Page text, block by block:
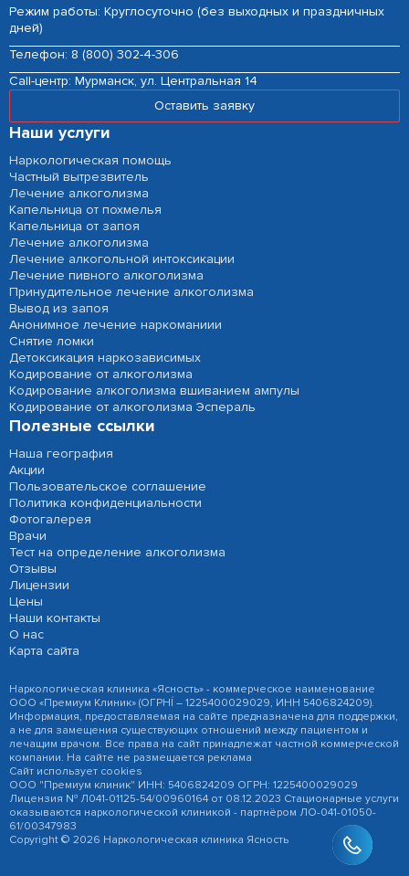
Режим работы: Круглосуточно (без выходных и праздничных
дней)
Телефон: 8 (800) 302-4-306
Сall-центр: Мурманск, ул. Центральная 14
Оставить заявку
Наши услуги
Наркологическая помощь
Частный вытрезвитель
Лечение алкоголизма
Капельница от похмелья
Капельница от запоя
Лечение алкоголизма
Лечение алкогольной интоксикации
Лечение пивного алкоголизма
Принудительное лечение алкоголизма
Вывод из запоя
Анонимное лечение наркоманиии
Снятие ломки
Детоксикация наркозависимых
Кодирование от алкоголизма
Кодирование алкоголизма вшиванием ампулы
Кодирование от алкоголизма Эспераль
Полезные ссылки
Наша география
Акции
Пользовательское соглашение
Политика конфиденциальности
Фотогалерея
Врачи
Тест на определение алкоголизма
Отзывы
Лицензии
Цены
Наши контакты
О нас
Карта сайта
Наркологическая клиника «Ясность» - коммерческое наименование
ООО «Премиум Клиник» (ОГРНÍ – 1225400029029, ИНН 5406824209).
Информация, предоставляемая на сайте предназначена для поддержки,
а не для замещения существующих отношений между пациентом и
лечащим врачом. Все права на сайт принадлежат частной коммерческой
компании. На сайте не размещается реклама
Сайт использует cookies
ООО "Премиум клиник" ИНН: 5406824209 ОГРН: 1225400029029
Лицензия № Л041-01125-54/00960164 от 08.12.2023 Стационарные услуги
оказываются наркологической клиникой - партнёром ЛО-041-01050-
61/00347983
Copyright © 2026 Наркологическая клиника Ясность